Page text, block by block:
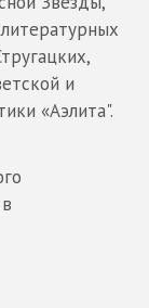
и
«Аэлита".